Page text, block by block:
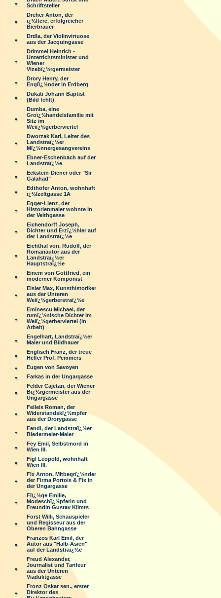
Schriftsteller
Dreher Anton, der
ï¿½ltere, erfolgreicher
Bierbrauer
Drdla, der Violinvirtuose
aus der Jacquingasse
Drimmel Heinrich -
Unterrichtsminister und
Wiener
Vizebï¿½rgermeister
Drory Henry, der
Englï¿½nder in Erdberg
Dukati Johann Baptist
(Bild fehlt)
Dumba, eine
Groï¿½handelsfamilie mit
Sitz im
Weiï¿½gerberviertel
Dworzak Karl, Leiter des
Landstraï¿½er
Mï¿½nnergesangvereins
Ebner-Eschenbach auf der
Landstraï¿½e
Eckstein-Diener oder "Sir
Galahad"
Edthofer Anton, wohnhaft
ï¿½lzeltgasse 1A
Egger-Lienz, der
Historienmaler wohnte in
der Veithgasse
Eichendorff Joseph,
Dichter und Erzï¿½hler auf
der Landstraï¿½e
Eichthal von, Rudolf, der
Romanautor aus der
Landstraï¿½er
Hauptstraï¿½e
Einem von Gottfried, ein
moderner Komponist
Eisler Max, Kunsthistoriker
aus der Unteren
Weiï¿½gerberstraï¿½e
Eminescu Michael, der
rumï¿½nische Dichter im
Weiï¿½gerberviertel (in
Arbeit)
Engelhart, Landstraï¿½er
Maler und Bildhauer
Englisch Franz, der treue
Helfer Prof. Pemmers
Eugen von Savoyen
Farkas in der Ungargasse
Felder Cajetan, der Wiener
Bï¿½rgermeister aus der
Ungargasse
Felleis Roman, der
Widerstandskï¿½mpfer
aus der Drorygasse
Fendi, der Landstraï¿½er
Biedermeier-Maler
Fey Emil, Selbstmord in
Wien III.
Figl Leopold, wohnhaft
Wien III.
Fix Anton, Mitbegrï¿½nder
der Firma Portois & Fix in
der Ungargasse
Flï¿½ge Emilie,
Modeschï¿½pferin und
Freundin Gustav Klimts
Forst Willi, Schauspieler
und Regisseur aus der
Oberen Bahngasse
Franzos Karl Emil, der
Autor aus "Halb-Asien"
auf der Landstraï¿½e
Freud Alexander,
Journalist und Tarifeur
aus der Unteren
Viaduktgasse
Fronz Oskar sen., erster
Direktor des